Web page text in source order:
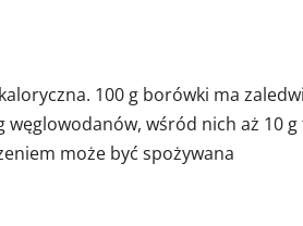
100 g borówki ma
węglowodanów, wśród nich aż 10 g
może być spożywana